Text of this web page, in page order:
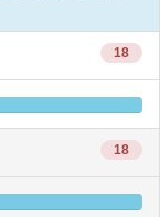
18
18